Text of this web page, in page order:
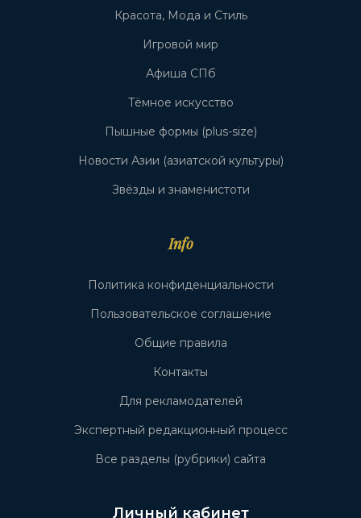
Красота, Мода и Стиль
Игровой мир
Афиша СПб
Тёмное искусство
Пышные формы (plus-size)
Новости Азии (азиатской культуры)
Звёзды и знаменистоти
Info
Политика конфиденциальности
Пользовательское соглашение
Общие правила
Контакты
Для рекламодателей
Экспертный редакционный процесс
Все разделы (рубрики) сайта
Личный кабинет